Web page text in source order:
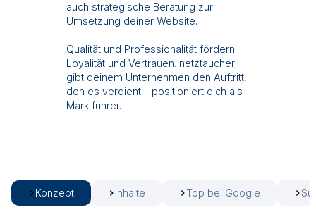
auch strategische Beratung zur
Umsetzung deiner Website.
Qualität und Professionalität fördern
Loyalität und Vertrauen. netztaucher
gibt deinem Unternehmen den Auftritt,
den es verdient – positioniert dich als
Marktführer.
Konzept Inhalte Top bei Google